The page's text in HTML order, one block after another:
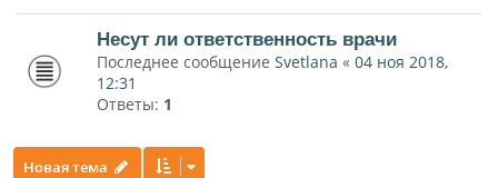
Несут ли ответственность врачи
Последнее сообщение Svetlana « 04 ноя 2018,
12:31
Ответы: 1
Новая тема